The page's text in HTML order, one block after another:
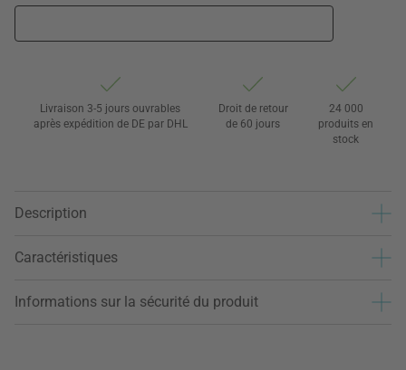
Livraison 3-5 jours ouvrables
après expédition de DE par DHL
Droit de retour
de 60 jours
24 000
produits en
stock
Description
Caractéristiques
Informations sur la sécurité du produit